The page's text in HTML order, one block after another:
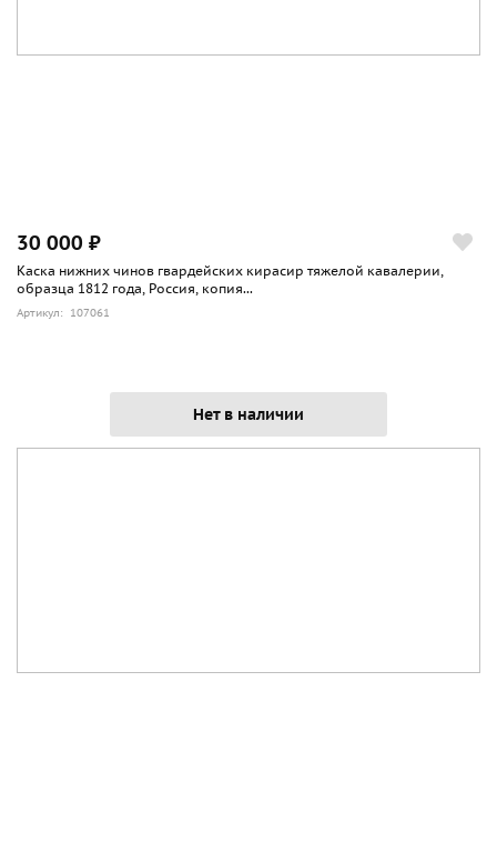
30 000 ₽
Каска нижних чинов гвардейских кирасир тяжелой кавалерии,
образца 1812 года, Россия, копия...
Артикул: 107061
Нет в наличии